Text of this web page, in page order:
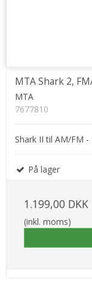
MTA Shark 2,
MTA
7677810
Shark II til AM/FM
På lager
1.199,00 DKK
(inkl. moms)